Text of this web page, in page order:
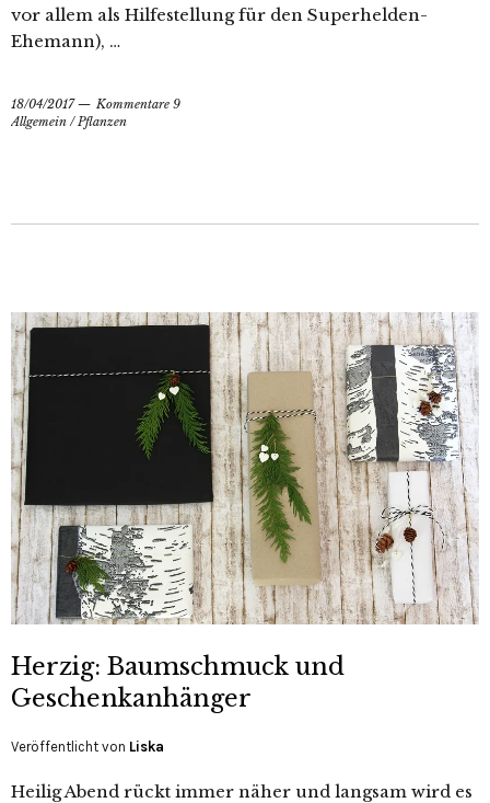
vor allem als Hilfestellung für den Superhelden-
Ehemann), …
18/04/2017
Kommentare 9
Allgemein / Pflanzen
Herzig: Baumschmuck und
Geschenkanhänger
Veröffentlicht von Liska
Heilig Abend rückt immer näher und langsam wird es